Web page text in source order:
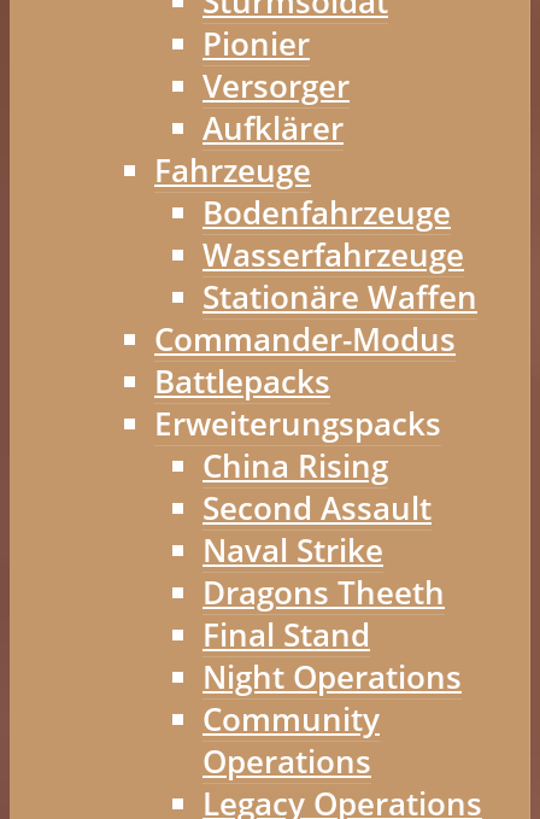
Pionier
Versorger
Aufklärer
Fahrzeuge
Bodenfahrzeuge
Wasserfahrzeuge
Stationäre Waffen
Commander-Modus
Battlepacks
Erweiterungspacks
China Rising
Second Assault
Naval Strike
Dragons Theeth
Final Stand
Night Operations
Community
Operations
Legacy Operations